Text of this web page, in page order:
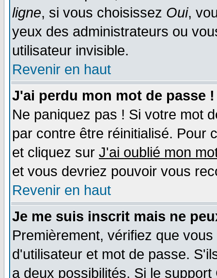
ligne, si vous choisissez Oui,
yeux des administrateurs ou
utilisateur invisible.
Revenir en haut
J'ai perdu mon mot de passe !
Ne paniquez pas ! Si votre mot
par contre être réinitialisé. Pour
et cliquez sur J'ai oublié mon
et vous devriez pouvoir vous
Revenir en haut
Je me suis inscrit mais ne
Premièrement, vérifiez que
d'utilisateur et mot de passe.
a deux possibilités. Si le